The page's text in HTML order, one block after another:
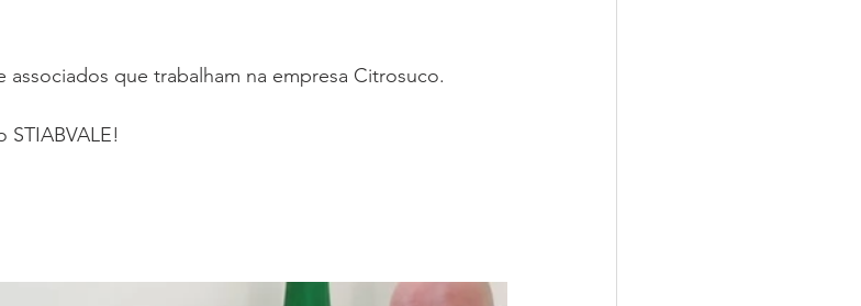
que trabalham na empresa Citrosuco.